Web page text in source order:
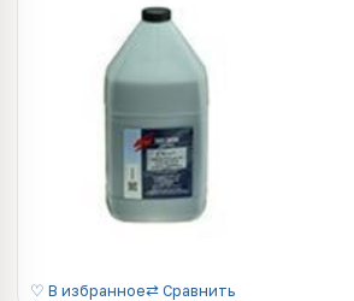
♡ В избранное⇄ Сравнить